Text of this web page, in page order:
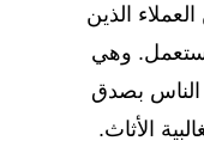
الذين
وهي
الناس بصدق
الأثاث.